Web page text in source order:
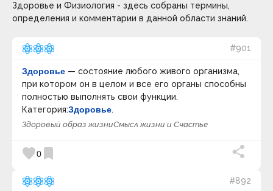
Грамматика
Нравственность и Добродетели
Здоровье и Физиология
Коммуникабельность и Этикет
Креативность и Творчество
Критическое мышление
Эффективный руководитель
Мировоззрение и Картина мира
Настойчивость и Твердость
Свобода и Ответственность
Потребности и Мотивация
Предостережение
Психическое здоровье
Психология
Здоровье и Физиология - здесь собраны термины,
определения и комментарии в данной области знаний.
#901
Здоровье — состояние любого живого организма,
при котором он в целом и все его органы способны
полностью выполнять свои функции.
Категория:Здоровье.
Здоровый образ жизниСмысл жизни и Счастье
favorite0 bookmark
#892
мира.
keyboard_arrow_down
Термин дня
Философия истории— раздел философии,
закономерностях и духовно-нравственном
реализации человеческих сущностных сил в